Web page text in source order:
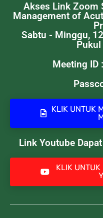
Akses Link Zoom
Management of
Sabtu - Minggu,
Pukul
Meeting ID
KLIK UNTUK
Link Youtube
KLIK